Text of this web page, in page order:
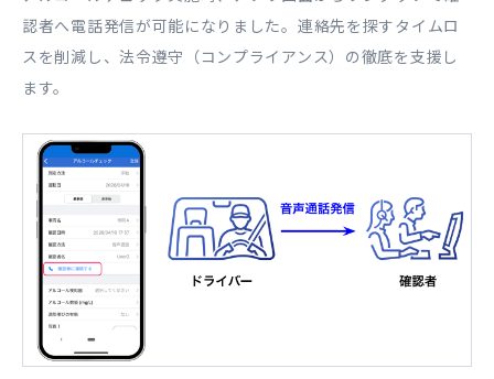
認者へ電話発信が可能になりました。連絡先を探すタイムロ
スを削減し、法令遵守（コンプライアンス）の徹底を支援し
ます。